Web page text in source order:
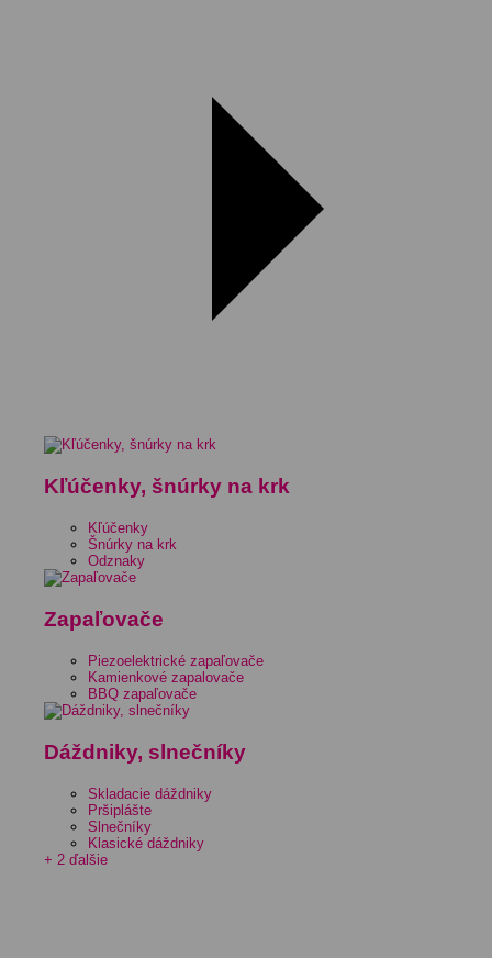
Kľúčenky, šnúrky na krk
Kľúčenky
Šnúrky na krk
Odznaky
Zapaľovače
Piezoelektrické zapaľovače
Kamienkové zapalovače
BBQ zapaľovače
Dáždniky, slnečníky
Skladacie dáždniky
Pršiplášte
Slnečníky
Klasické dáždniky
+ 2 ďalšie